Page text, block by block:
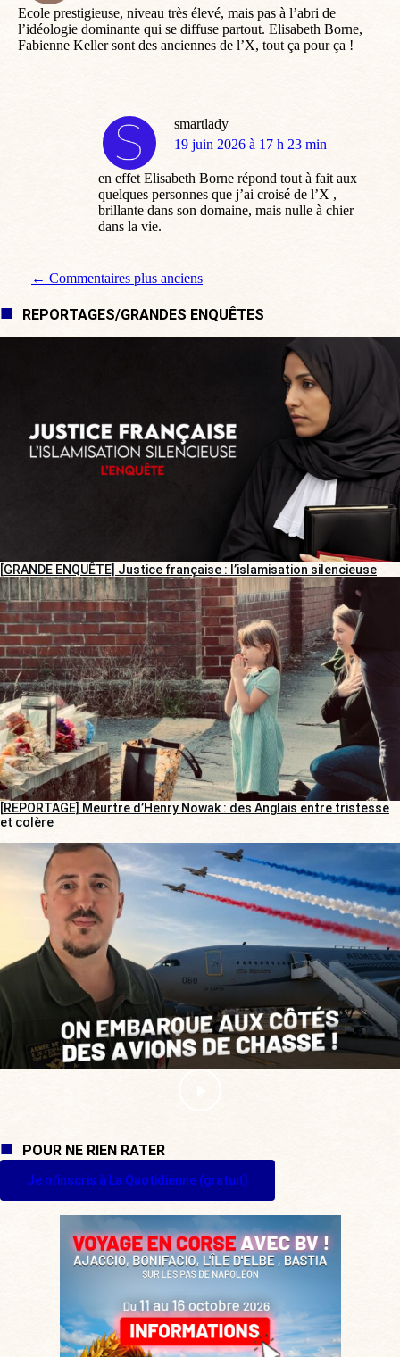
Ecole prestigieuse, niveau très élevé, mais pas à l’abri de
l’idéologie dominante qui se diffuse partout. Elisabeth Borne,
Fabienne Keller sont des anciennes de l’X, tout ça pour ça !
smartlady
dit
19 juin 2026 à 17 h 23 min
en effet Elisabeth Borne répond tout à fait aux
quelques personnes que j’ai croisé de l’X ,
brillante dans son domaine, mais nulle à chier
dans la vie.
Navigation de commentaire
← Commentaires plus anciens
REPORTAGES/GRANDES ENQUÊTES
[GRANDE ENQUÊTE] Justice française : l’islamisation silencieuse
[REPORTAGE] Meurtre d’Henry Nowak : des Anglais entre tristesse
et colère
POUR NE RIEN RATER
Je m'inscris à La Quotidienne (gratuit)